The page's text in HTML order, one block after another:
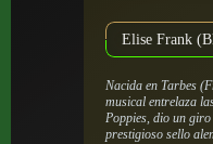
Elise Frank
Nacida en Tarbes
musical entrelaza
Poppies, dio un
prestigioso sello